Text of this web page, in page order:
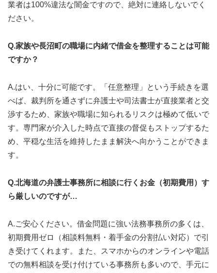
業者は100%違法な闇金ですので、絶対に連絡しないでく
ださい。
Q.家族や長沼町の職場に内緒で借金を整理することは可能
ですか？
A.はい、十分に可能です。「任意整理」という手続きを選
べば、裁判所を通さずに弁護士や司法書士が直接業者と交
渉するため、家族や職場に知られるリスクは極めて低いで
す。専門家が介入した時点で直接の督促もストップするた
め、平穏な生活を維持したまま解決へ向かうことができま
す。
Q.北海道の弁護士事務所に相談に行くお金（初期費用）す
ら厳しいのですが…
A.ご安心ください。借金問題に強い法務事務所の多くは、
初期費用ゼロ（相談料無料・着手金の分割払い対応）で引
き受けてくれます。また、スマホからのオンラインや電話
での無料相談を受け付けている事務所も多いので、手元に